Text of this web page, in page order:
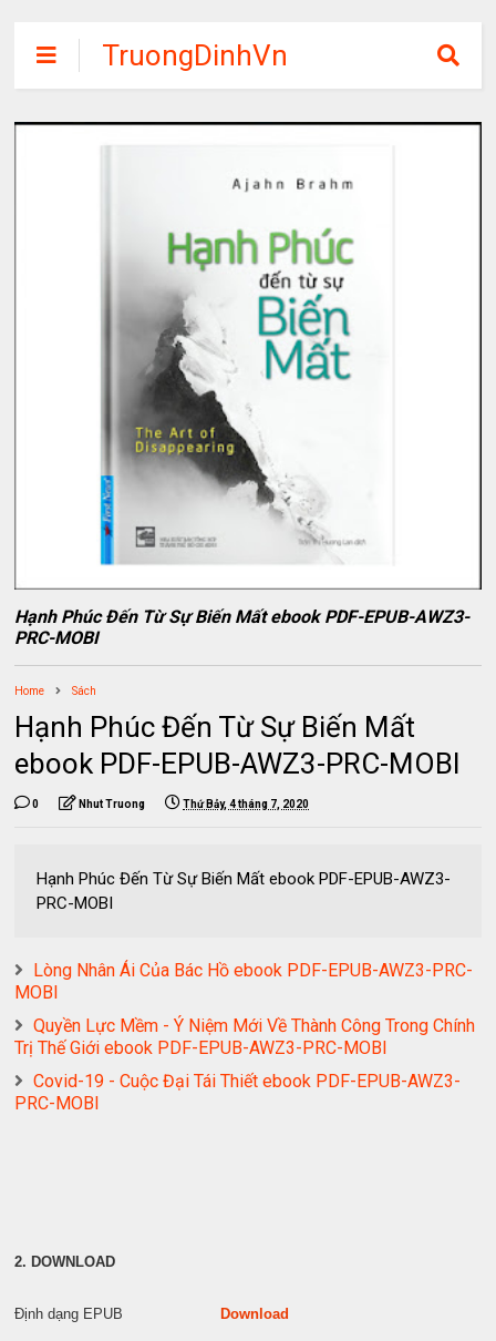
TruongDinhVn
Chia sẽ ebook,
các khóa học,
phần mềm học
tập miễn phí
Hạnh Phúc Đến Từ Sự Biến Mất ebook PDF-EPUB-AWZ3-
PRC-MOBI
Home Sách
Hạnh Phúc Đến Từ Sự Biến Mất
ebook PDF-EPUB-AWZ3-PRC-MOBI
0 Nhut Truong Thứ Bảy, 4 tháng 7, 2020
Hạnh Phúc Đến Từ Sự Biến Mất ebook PDF-EPUB-AWZ3-
PRC-MOBI
Lòng Nhân Ái Của Bác Hồ ebook PDF-EPUB-AWZ3-PRC-
MOBI
Quyền Lực Mềm - Ý Niệm Mới Về Thành Công Trong Chính
Trị Thế Giới ebook PDF-EPUB-AWZ3-PRC-MOBI
Covid-19 - Cuộc Đại Tái Thiết ebook PDF-EPUB-AWZ3-
PRC-MOBI
2. DOWNLOAD
Định dạng EPUB Download